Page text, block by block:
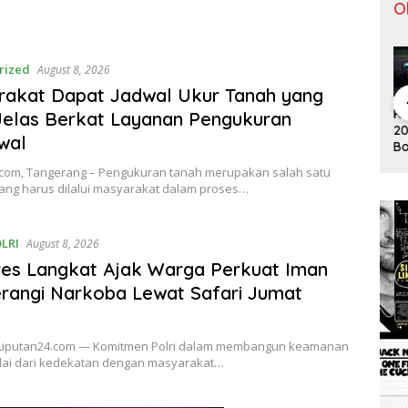
August 8, 2026
Dapat Jadwal Ukur Tanah yang
Berkat Layanan Pengukuran
Tangerang – Pengukuran tanah merupakan salah satu
harus dilalui masyarakat dalam proses…
August 8, 2026
Langkat Ajak Warga Perkuat Iman
Narkoba Lewat Safari Jumat
— Komitmen Polri dalam membangun keamanan
dari kedekatan dengan masyarakat…
F1
Usai
Tontowi
Ahmad/Liliy
Juara Dunia
Kedua
Pergantian
Jitu Luis
Indonesia
ke Semifinal
Tunggal
Putra
England 25
2019